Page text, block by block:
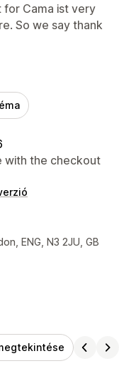
for Cama ist very
So we say thank
with the checkout
ENG, N3 2JU, GB